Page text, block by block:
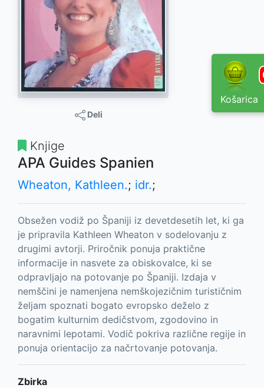
Košarica
Deli
Knjige
APA Guides Spanien
Wheaton, Kathleen.; idr.;
Obsežen vodiž po Španiji iz devetdesetih let, ki ga
je pripravila Kathleen Wheaton v sodelovanju z
drugimi avtorji. Priročnik ponuja praktične
informacije in nasvete za obiskovalce, ki se
odpravljajo na potovanje po Španiji. Izdaja v
nemščini je namenjena nemškojezičnim turističnim
željam spoznati bogato evropsko deželo z
bogatim kulturnim dedičstvom, zgodovino in
naravnimi lepotami. Vodič pokriva različne regije in
ponuja orientacijo za načrtovanje potovanja.
Zbirka